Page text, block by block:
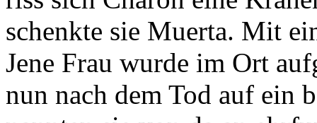
schenkte sie Muerta. Mit
Jene Frau wurde im Ort
nun nach dem Tod auf ein